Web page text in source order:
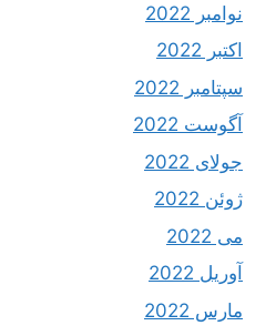
نوامبر 2022
اکتبر 2022
سپتامبر 2022
آگوست 2022
جولای 2022
ژوئن 2022
می 2022
آوریل 2022
مارس 2022